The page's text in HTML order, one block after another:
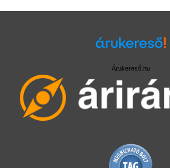
Árukereső.hu